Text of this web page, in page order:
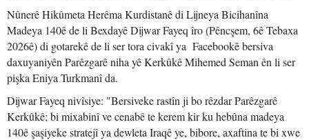
Nûnerê Hikûmeta Herêma Kurdistanê di Lijneya Bicihanîna
Madeya 140ê de li Bexdayê Dijwar Fayeq îro (Pêncşem, 6ê Tebaxa
2026ê) di gotarekê de li ser tora civakî ya Facebookê bersiva
daxuyaniyên Parêzgarê niha yê Kerkûkê Mihemed Seman ên li ser
pişka Eniya Turkmanî da.
Dijwar Fayeq nivîsiye: "Bersiveke rastîn ji bo rêzdar Parêzgarê
Kerkûkê; bi mixabinî ve cenabê te kerem kir ku hebûna madeya
140ê şaşiyeke stratejî ya dewleta Iraqê ye, bibore, axaftina te bi xwe